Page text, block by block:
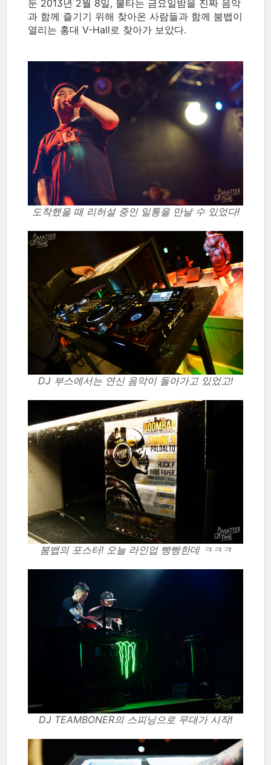
둔 2013년 2월 8일, 불타는 금요일밤을 진짜 음악
과 함께 즐기기 위해 찾아온 사람들과 함께 붐뱁이
열리는 홍대 V-Hall로 찾아가 보았다.
도착했을 때 리허설 중인 일통을 만날 수 있었다!
DJ 부스에서는 연신 음악이 돌아가고 있었고!
붐뱁의 포스터! 오늘 라인업 빵빵한데 ㅋㅋㅋ
DJ TEAMBONER의 스피닝으로 무대가 시작!